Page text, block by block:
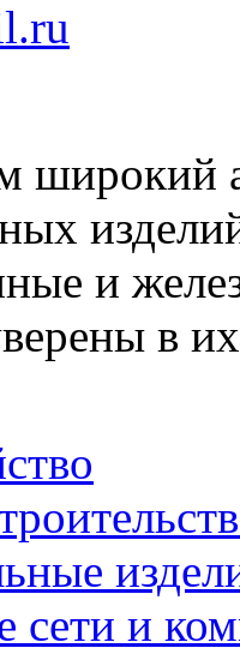
широкий
и
в их
сети и